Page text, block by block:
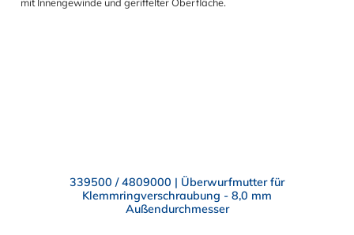
339500 / 4809000 | Überwurfmutter für
Klemmringverschraubung - 8,0 mm
Außendurchmesser